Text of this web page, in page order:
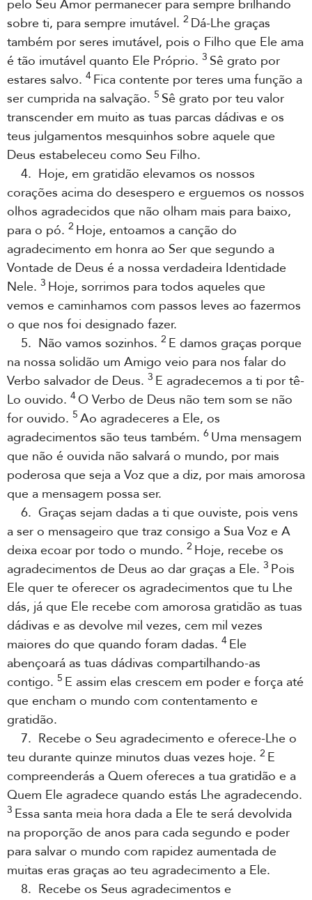
pelo Seu Amor permanecer para sempre brilhando
sobre ti, para sempre imutável. 2 Dá-Lhe graças
também por seres imutável, pois o Filho que Ele ama
é tão imutável quanto Ele Próprio. 3 Sê grato por
estares salvo. 4 Fica contente por teres uma função a
ser cumprida na salvação. 5 Sê grato por teu valor
transcender em muito as tuas parcas dádivas e os
teus julgamentos mesquinhos sobre aquele que
Deus estabeleceu como Seu Filho.
4. Hoje, em gratidão elevamos os nossos
corações acima do desespero e erguemos os nossos
olhos agradecidos que não olham mais para baixo,
para o pó. 2 Hoje, entoamos a canção do
agradecimento em honra ao Ser que segundo a
Vontade de Deus é a nossa verdadeira Identidade
Nele. 3 Hoje, sorrimos para todos aqueles que
vemos e caminhamos com passos leves ao fazermos
o que nos foi designado fazer.
5. Não vamos sozinhos. 2 E damos graças porque
na nossa solidão um Amigo veio para nos falar do
Verbo salvador de Deus. 3 E agradecemos a ti por tê-
Lo ouvido. 4O Verbo de Deus não tem som se não
for ouvido. 5 Ao agradeceres a Ele, os
agradecimentos são teus também. 6 Uma mensagem
que não é ouvida não salvará o mundo, por mais
poderosa que seja a Voz que a diz, por mais amorosa
que a mensagem possa ser.
6. Graças sejam dadas a ti que ouviste, pois vens
a ser o mensageiro que traz consigo a Sua Voz e A
deixa ecoar por todo o mundo. 2 Hoje, recebe os
agradecimentos de Deus ao dar graças a Ele. 3 Pois
Ele quer te oferecer os agradecimentos que tu Lhe
dás, já que Ele recebe com amorosa gratidão as tuas
dádivas e as devolve mil vezes, cem mil vezes
maiores do que quando foram dadas. 4 Ele
abençoará as tuas dádivas compartilhando-as
contigo. 5 E assim elas crescem em poder e força até
que encham o mundo com contentamento e
gratidão.
7. Recebe o Seu agradecimento e oferece-Lhe o
teu durante quinze minutos duas vezes hoje. 2 E
compreenderás a Quem ofereces a tua gratidão e a
Quem Ele agradece quando estás Lhe agradecendo.
3 Essa santa meia hora dada a Ele te será devolvida
na proporção de anos para cada segundo e poder
para salvar o mundo com rapidez aumentada de
muitas eras graças ao teu agradecimento a Ele.
8. Recebe os Seus agradecimentos e